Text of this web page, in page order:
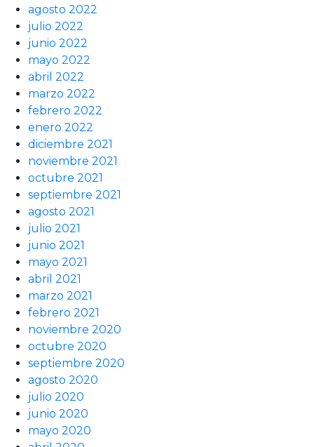
agosto 2022
julio 2022
junio 2022
mayo 2022
abril 2022
marzo 2022
febrero 2022
enero 2022
diciembre 2021
noviembre 2021
octubre 2021
septiembre 2021
agosto 2021
julio 2021
junio 2021
mayo 2021
abril 2021
marzo 2021
febrero 2021
noviembre 2020
octubre 2020
septiembre 2020
agosto 2020
julio 2020
junio 2020
mayo 2020